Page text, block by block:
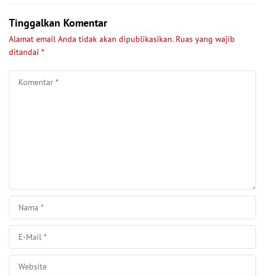
Tinggalkan Komentar
Alamat email Anda tidak akan dipublikasikan. Ruas yang wajib
ditandai *